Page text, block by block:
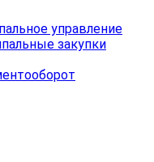
управление
закупки